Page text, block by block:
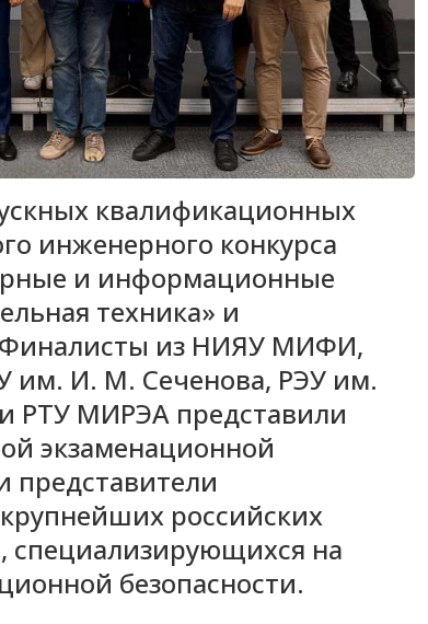
квалификационных
инженерного конкурса
и информационные
техника» и
Финалисты из НИЯУ МИФИ,
им. И. М. Сеченова, РЭУ им.
РТУ МИРЭА представили
экзаменационной
представители
крупнейших российских
специализирующихся на
безопасности.